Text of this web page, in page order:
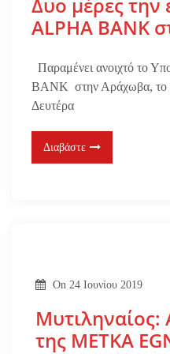
ALPHA BANK
Παραμένει ανοιχτό το
BANK στην Αράχωβα, το
Δευτέρα
Διαβάστε
On 24 Ιουνίου 2019
Μυτιληναίος:
της METKA